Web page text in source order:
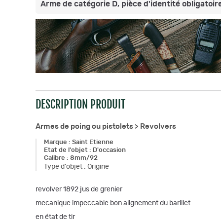
Arme de catégorie D, pièce d'identité
DESCRIPTION PRODUIT
Armes de poing ou pistolets > Revolvers
Marque : Saint Etienne
Etat de l'objet : D'occasion
Calibre : 8mm/92
Type d'objet : Origine
revolver 1892 jus de grenier
mecanique impeccable bon alignement du barillet
en état de tir